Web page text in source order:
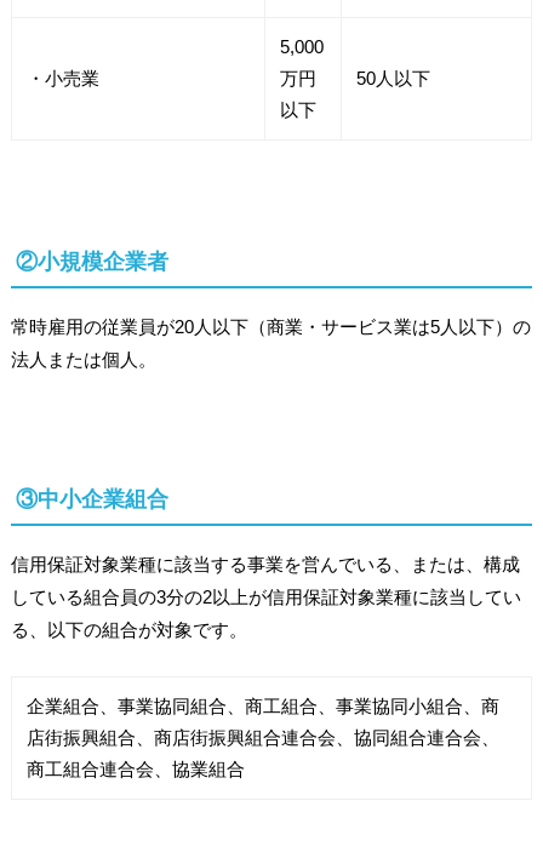
・小売業
5,000
万円
以下
50人以下
②小規模企業者
常時雇用の従業員が20人以下（商業・サービス業は5人以下）の
法人または個人。
③中小企業組合
信用保証対象業種に該当する事業を営んでいる、または、構成
している組合員の3分の2以上が信用保証対象業種に該当してい
る、以下の組合が対象です。
企業組合、事業協同組合、商工組合、事業協同小組合、商
店街振興組合、商店街振興組合連合会、協同組合連合会、
商工組合連合会、協業組合